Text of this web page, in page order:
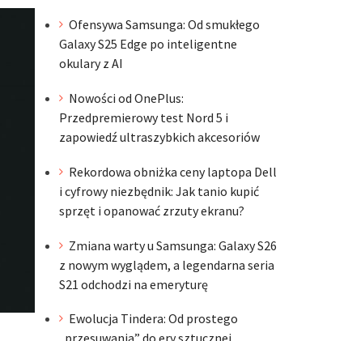
Ofensywa Samsunga: Od smukłego
Galaxy S25 Edge po inteligentne
okulary z AI
Nowości od OnePlus:
Przedpremierowy test Nord 5 i
zapowiedź ultraszybkich akcesoriów
Rekordowa obniżka ceny laptopa Dell
i cyfrowy niezbędnik: Jak tanio kupić
sprzęt i opanować zrzuty ekranu?
Zmiana warty u Samsunga: Galaxy S26
z nowym wyglądem, a legendarna seria
S21 odchodzi na emeryturę
Ewolucja Tindera: Od prostego